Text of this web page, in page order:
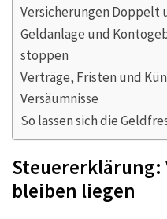
Versicherungen
Geldanlage und
stoppen
Verträge, Fristen und
Versäumnisse
So lassen sich die
Steuererklärung:
bleiben liegen